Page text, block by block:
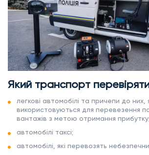
Який транспорт
легкові автомобілі та причепи до них,
використовуються для перевезення
вантажів з метою отримання прибутку;
автомобілі таксі;
автомобілі, які перевозять